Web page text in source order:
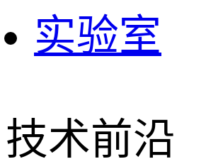
实验室
技术前沿